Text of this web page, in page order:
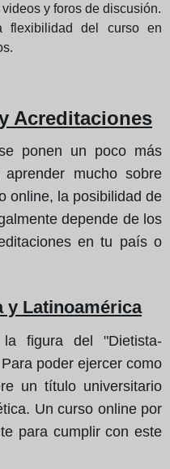
y foros de discusión.
flexibilidad del curso en
Acreditaciones
ponen un poco más
mucho sobre
online, la posibilidad de
depende de los
en tu país o
y Latinoamérica
figura del "Dietista-
poder ejercer como
un título universitario
Un curso online por
para cumplir con este